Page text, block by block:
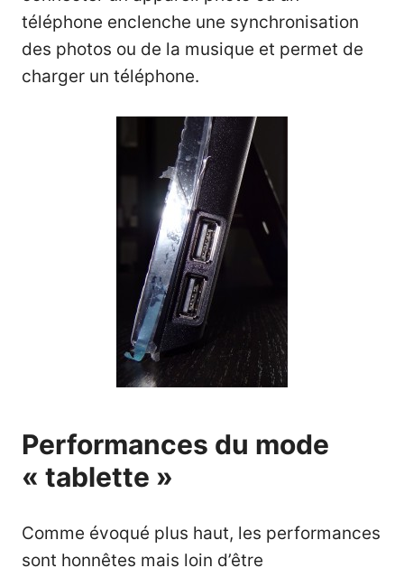
téléphone enclenche une synchronisation
des photos ou de la musique et permet de
charger un téléphone.
Performances du mode
« tablette »
Comme évoqué plus haut, les performances
sont honnêtes mais loin d’être